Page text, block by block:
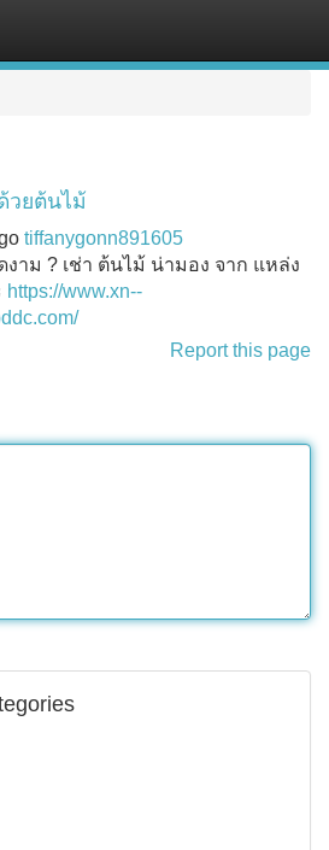
วยต้นไม้
tiffanygonn891605
าม ? เช่า ต้นไม้ น่ามอง จาก แหล่ง
https://www.xn--
Report this page